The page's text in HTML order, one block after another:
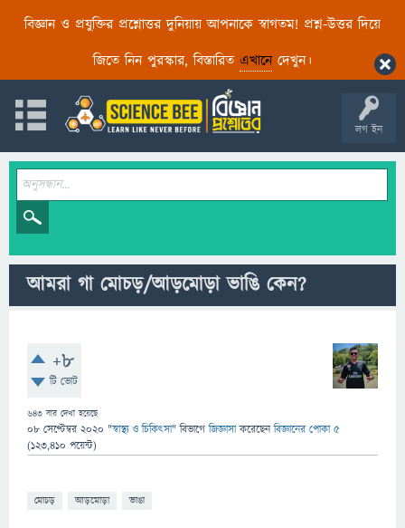
বিজ্ঞান ও প্রযুক্তির প্রশ্নোত্তর দুনিয়ায় আপনাকে স্বাগতম! প্রশ্ন-উত্তর দিয়ে
জিতে নিন পুরস্কার, বিস্তারিত এখানেদেখুন।
লগ ইন
আমরা গা মোচড়/আড়মোড়া ভাঙি কেন?
+8
টি ভোট
643 বার দেখা হয়েছে
08 সেপ্টেম্বর 2020 "স্বাস্থ্য ও চিকিৎসা" বিভাগে জিজ্ঞাসাকরেছেনবিজ্ঞানের পোকা ৫
(123,410 পয়েন্ট)
মোচড় আড়মোড়া ভাঙা